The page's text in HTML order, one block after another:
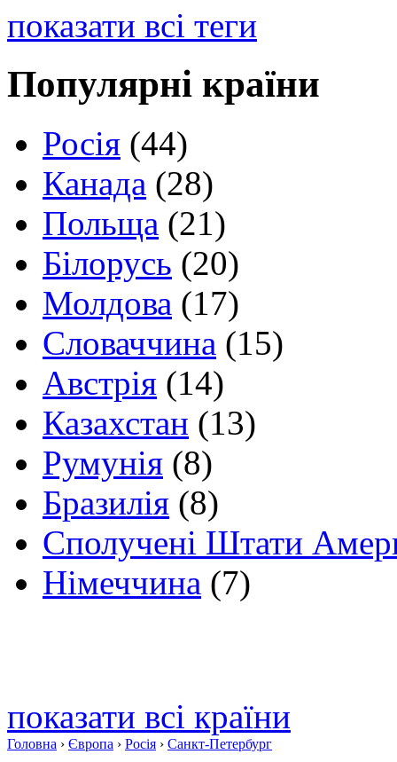
показати всі теги
Популярні країни
Росія (44)
Канада (28)
Польща (21)
Білорусь (20)
Молдова (17)
Словаччина (15)
Австрія (14)
Казахстан (13)
Румунія (8)
Бразилія (8)
Сполучені Штати
Німеччина (7)
показати всі країни
Головна › Європа › Росія › Санкт-Петербург